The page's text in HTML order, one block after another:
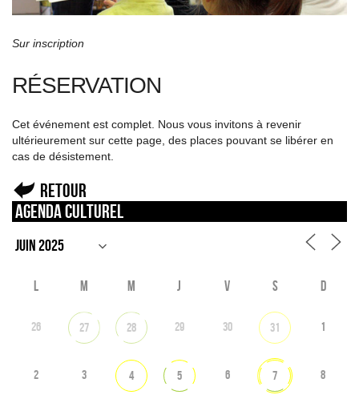
Sur inscription
RÉSERVATION
Cet événement est complet. Nous vous invitons à revenir
ultérieurement sur cette page, des places pouvant se libérer en
cas de désistement.
Retour
Agenda culturel
L M M J V S D
26 27 28 29 30 31 1
2 3 4 5 6 7 8